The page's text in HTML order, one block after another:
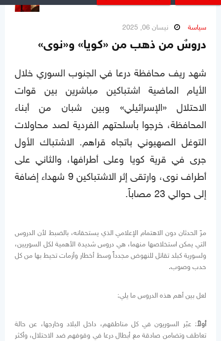
سياسة نيسان 06, 2025
دروسٌ من ذهب من «كويا» و«نوى»
شهد ريف محافظة درعا في الجنوب السوري خلال
الأيام الماضية اشتباكين مباشرين بين قوات
الاحتلال «الإسرائيلي» وبين شبان من أبناء
المحافظة، خرجوا بأسلحتهم الفردية لصد محاولات
التوغل الصهيوني باتجاه قراهم. الاشتباك الأول
جرى في قرية كويا وعلى أطرافها، والثاني على
أطراف نوى، وارتقى إثر الاشتباكين 9 شهداء إضافة
إلى حوالي 23 مصاباً.
مرّ الحدثان دون الاهتمام الإعلامي الذي يستحقانه، بالضبط لأن الدروس
التي يمكن استخلاصها منهما، هي دروس شديدة الأهمية لكل السوريين،
ولسورية كبلد تقاتل للنهوض مجدداً وسط أخطار وأزمات تحيط بها من كل
حدب وصوب.
لعل بين أهم هذه الدروس ما يلي:
أولاً: عبّر السوريون في كل مناطقهم، داخل البلاد وخارجها، عن حالة
تعاطف وتضامن صادقة مع أبطال درعا في وقوفهم ضد الاحتلال، وأكثر